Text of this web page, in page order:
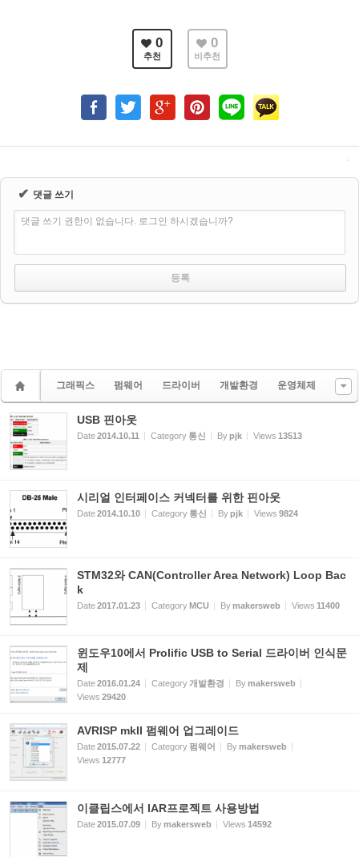
0
추천
0
비추천
✔ 댓글 쓰기
댓글 쓰기 권한이 없습니다. 로그인 하시겠습니까?
그래픽스 펌웨어 드라이버 개발환경 운영체제
USB 핀아웃
Date2014.10.11 Category 통신 Bypjk Views 13513
시리얼 인터페이스 커넥터를 위한 핀아웃
Date2014.10.10 Category 통신 Bypjk Views 9824
STM32와 CAN(Controller Area Network) Loop Bac
k
Date2017.01.23 CategoryMCU Bymakersweb Views 11400
윈도우10에서 Prolific USB to Serial 드라이버 인식문
제
Date2016.01.24 Category 개발환경 Bymakersweb
Views 29420
AVRISP mkII 펌웨어 업그레이드
Date2015.07.22 Category펌웨어 Bymakersweb
Views 12777
이클립스에서 IAR프로젝트 사용방법
Date2015.07.09 Bymakersweb Views 14592